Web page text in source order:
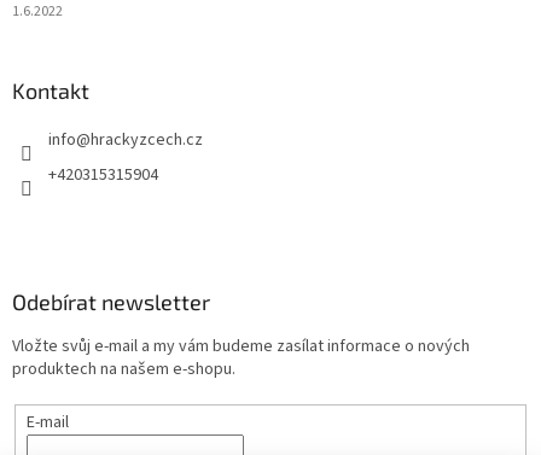
1.6.2022
Kontakt
info@hrackyzcech.cz
+420315315904
Odebírat newsletter
Vložte svůj e-mail a my vám budeme zasílat informace o nových
produktech na našem e-shopu.
E-mail